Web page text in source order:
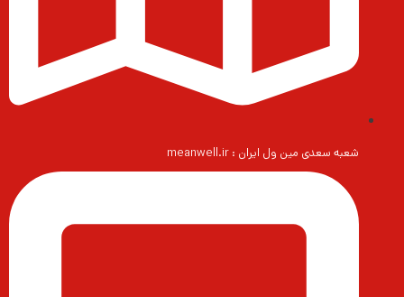
شعبه سعدی مین ول ایران : meanwell.ir